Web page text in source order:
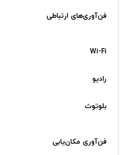
فن‌آوری‌های ارتباطی
Wi-Fi
رادیو
بلوتوث
فن‌آوری مکان‌یابی